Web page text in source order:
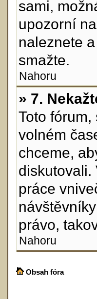
sami,
upozorní
naleznete
smažte.
Nahoru
» 7.
Toto
volném
chceme,
diskutovali.
práce
právo,
Nahoru
Obsah fóra